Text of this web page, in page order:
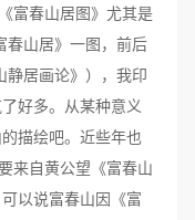
富春山居图》尤其是
春山居》一图，前后
静居画论》），我印
好多。从某种意义
描绘吧。近些年也
来自黄公望《富春山
以说富春山因《富